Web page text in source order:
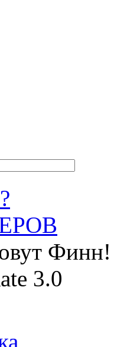
Финн!
3.0